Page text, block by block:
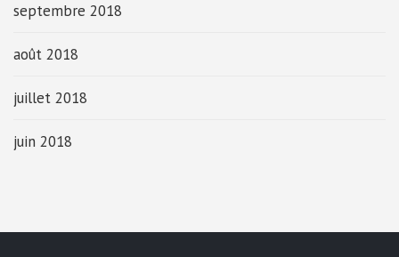
septembre 2018
août 2018
juillet 2018
juin 2018